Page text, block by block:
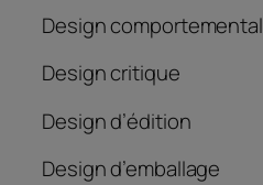
Design comportemental
Design critique
Design d’édition
Design d’emballage